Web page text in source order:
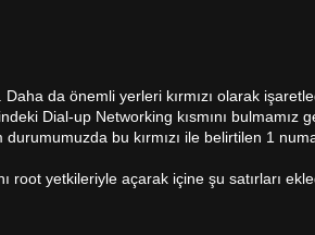
Daha da önemli yerleri kırmızı olarak
Dial-up Networking kısmını bulmamız
bu kırmızı ile belirtilen 1
root yetkileriyle açarak içine şu satırları